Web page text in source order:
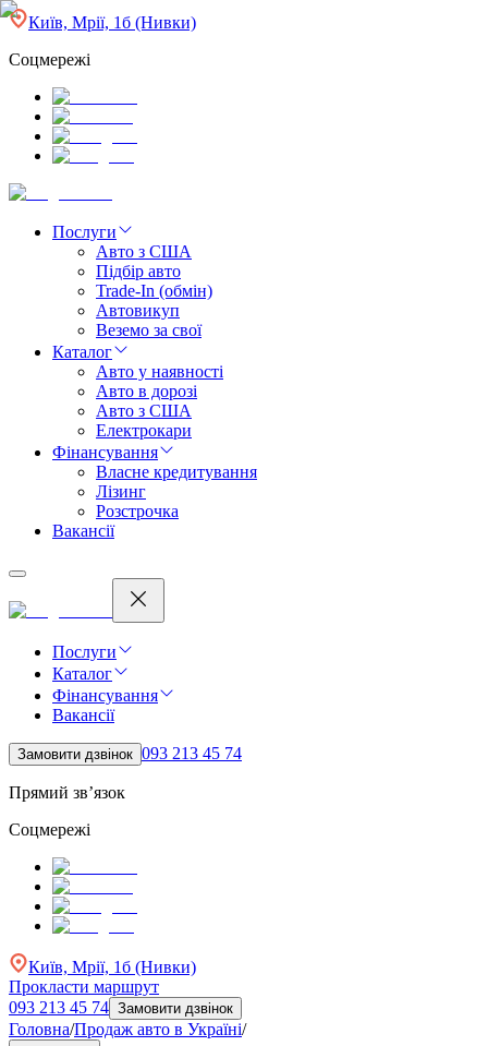
Київ, Мрії, 1б (Нивки)
Соцмережі
Послуги
Авто з США
Підбір авто
Trade-In (обмін)
Автовикуп
Веземо за свої
Каталог
Авто у наявності
Авто в дорозі
Авто з США
Електрокари
Фінансування
Власне кредитування
Лізинг
Розстрочка
Вакансії
Послуги
Каталог
Фінансування
Вакансії
Замовити дзвінок 093 213 45 74
Прямий зв’язок
Соцмережі
Київ, Мрії, 1б (Нивки)
Прокласти маршрут
093 213 45 74 Замовити дзвінок
Головна/Продаж авто в Україні/